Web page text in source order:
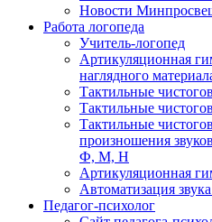
Новости
Работа логопеда
Учитель-логопед
Артикуляционная
наглядного
Тактильные
Тактильные
Тактильные
произношения
Ф, М, Н
Артикуляционная
Автоматизация
Педагог-психолог